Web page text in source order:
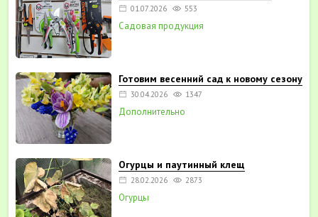
01.07.2026 553
Садовая продукция
Готовим весенний сад к новому сезону
30.04.2026 1347
Дополнительно
Огурцы и паутинный клещ
28.02.2026 2873
Огурцы